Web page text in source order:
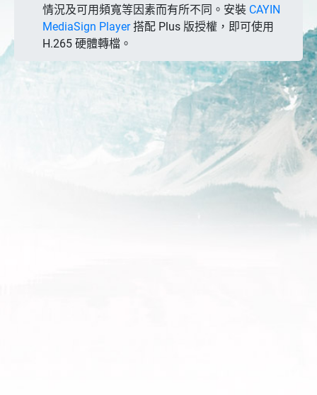
情況及可用頻寬等因素而有所不同。安裝 CAYIN
MediaSign Player搭配 Plus 版授權，即可使用
H.265 硬體轉檔。